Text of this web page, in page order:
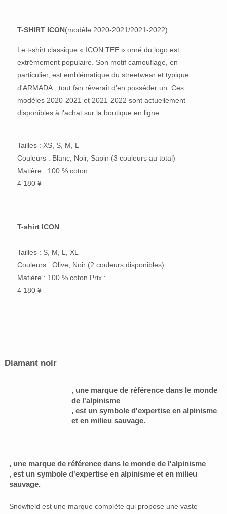
T-SHIRT ICON(modèle 2020-2021/2021-2022)
Le t-shirt classique « ICON TEE » orné du logo est
extrêmement populaire. Son motif camouflage, en
particulier, est emblématique du streetwear et typique
d'ARMADA ; tout fan rêverait d'en posséder un. Ces
modèles 2020-2021 et 2021-2022 sont actuellement
disponibles à l'achat sur la boutique en ligne
Tailles : XS, S, M, L
Couleurs : Blanc, Noir, Sapin (3 couleurs au total)
Matière : 100 % coton
4 180 ¥
T-shirt ICON
Tailles : S, M, L, XL
Couleurs : Olive, Noir (2 couleurs disponibles)
Matière : 100 % coton Prix :
4 180 ¥
Diamant noir
, une marque de référence dans le monde
de l'alpinisme
, est un symbole d'expertise en alpinisme
et en milieu sauvage.
, une marque de référence dans le monde de l'alpinisme
, est un symbole d'expertise en alpinisme et en milieu
sauvage.
Snowfield est une marque complète qui propose une vaste